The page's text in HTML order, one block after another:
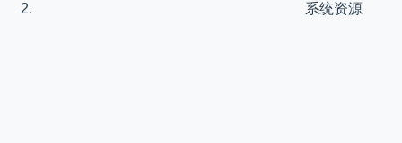
系统资源